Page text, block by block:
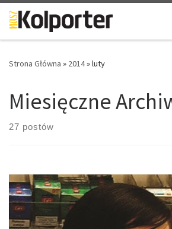
Skip to content
Strona Główna » 2014»luty
Miesięczne
27 postów